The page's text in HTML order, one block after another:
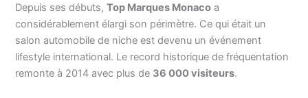
Depuis ses débuts,Top Marques Monaco a
considérablement élargi son périmètre. Ce qui était un
salon automobile de niche est devenu un événement
lifestyle international. Le record historique de fréquentation
remonte à 2014 avec plus de 36 000 visiteurs.